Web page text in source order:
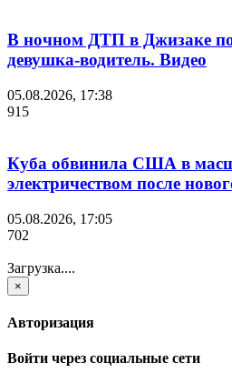
В ночном ДТП в Джизаке
девушка-водитель. Видео
05.08.2026, 17:38
915
Куба обвинила США в
электричеством после
05.08.2026, 17:05
702
Загрузка....
×
Авторизация
Войти через социальные сети